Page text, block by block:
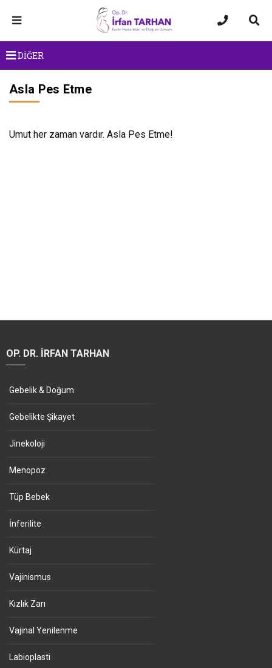
DİĞER
Asla Pes Etme
Umut her zaman vardır. Asla Pes Etme!
OP. DR. İRFAN TARHAN
Gebelik & Doğum
Gebelikte Şikayet
Jinekoloji
Menopoz
Tüp Bebek
İnferilite
Kürtaj
Vajinismus
Kızlık Zarı
Vajinal Yenilenme
Labioplasti